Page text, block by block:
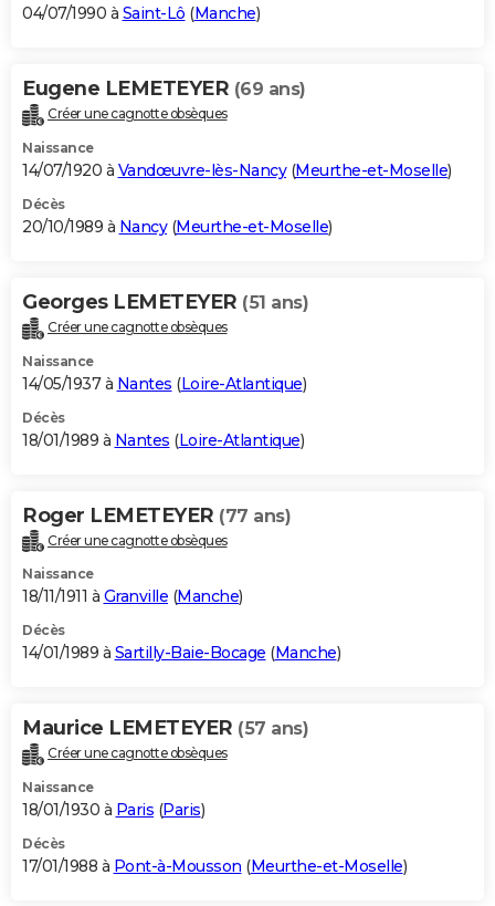
04/07/1990 à Saint-Lô (Manche)
Eugene LEMETEYER (69 ans)
Créer une cagnotte obsèques
Naissance
14/07/1920 à Vandœuvre-lès-Nancy(Meurthe-et-Moselle)
Décès
20/10/1989 à Nancy(Meurthe-et-Moselle)
Georges LEMETEYER (51 ans)
Créer une cagnotte obsèques
Naissance
14/05/1937 à Nantes (Loire-Atlantique)
Décès
18/01/1989 à Nantes (Loire-Atlantique)
Roger LEMETEYER (77 ans)
Créer une cagnotte obsèques
Naissance
18/11/1911 à Granville (Manche)
Décès
14/01/1989 à Sartilly-Baie-Bocage (Manche)
Maurice LEMETEYER (57 ans)
Créer une cagnotte obsèques
Naissance
18/01/1930 à Paris (Paris)
Décès
17/01/1988 à Pont-à-Mousson (Meurthe-et-Moselle)